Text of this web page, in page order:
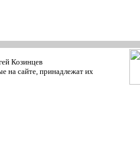
Козинцев
на сайте, принадлежат их